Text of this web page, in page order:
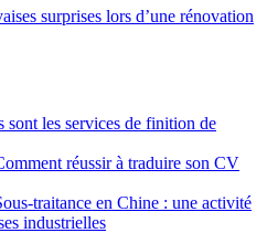
surprises lors d’une rénovation
sont les services de finition de
réussir à traduire son CV
traitance en Chine : une activité
industrielles